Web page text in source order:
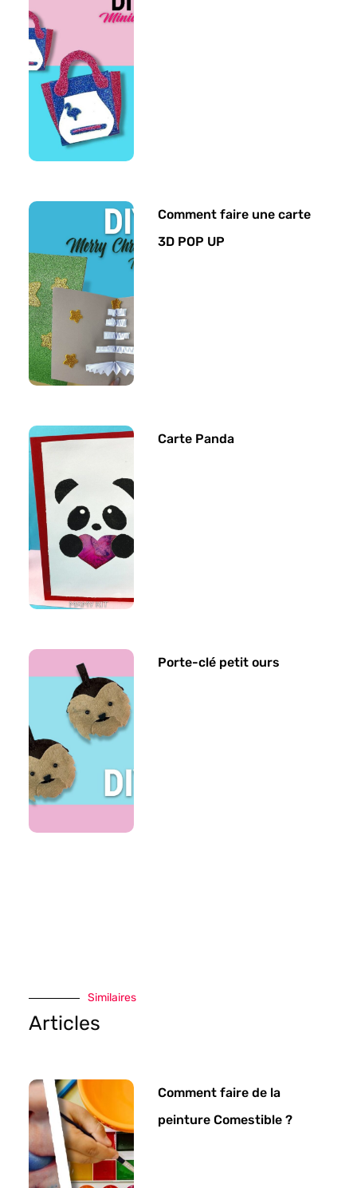
Comment faire une carte
3D POP UP
Carte Panda
Porte-clé petit ours
Similaires
Articles
Comment faire de la
peinture Comestible ?